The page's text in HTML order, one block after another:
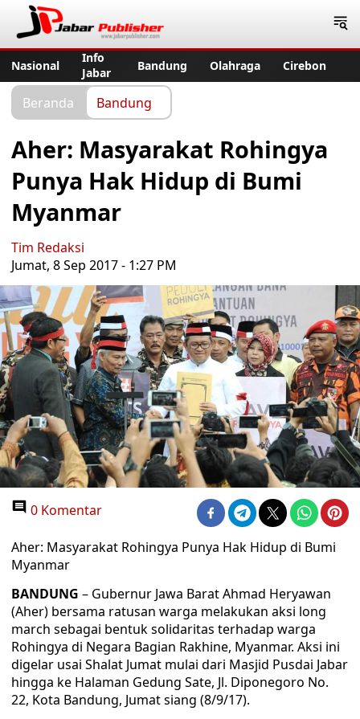
Nasional
Info
Jabar
Bandung Olahraga Cirebon
Beranda Bandung
Aher: Masyarakat Rohingya
Punya Hak Hidup di Bumi
Myanmar
Tim Redaksi
Jumat, 8 Sep 2017 - 1:27 PM
0 Komentar
Aher: Masyarakat Rohingya Punya Hak Hidup di Bumi
Myanmar
BANDUNG – Gubernur Jawa Barat Ahmad Heryawan
(Aher) bersama ratusan warga melakukan aksi long
march sebagai bentuk solidaritas terhadap warga
Rohingya di Negara Bagian Rakhine, Myanmar. Aksi ini
digelar usai Shalat Jumat mulai dari Masjid Pusdai Jabar
hingga ke Halaman Gedung Sate, Jl. Diponegoro No.
22, Kota Bandung, Jumat siang (8/9/17).